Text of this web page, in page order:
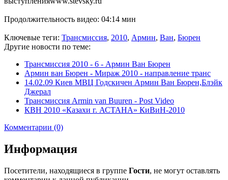
Продолжительность видео: 04:14 мин
Ключевые теги: Трансмиссия, 2010, Армин, Ван, Бюрен
Другие новости по теме:
Трансмиссия 2010 - 6 - Армин Ван Бюрен
Армин ван Бюрен - Мираж 2010 - направление транс
14.02.09 Киев МВЦ Годскичен Армин Ван Бюрен,Блэйк
Джерал
Трансмиссия Armin van Buuren - Post Video
КВН 2010 «Казахи г. АСТАНА» КиВиН-2010
Комментарии (0)
Информация
Посетители, находящиеся в группе Гости, не могут оставлять